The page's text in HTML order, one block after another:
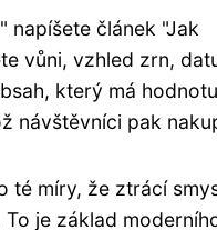
napíšete článek "Jak
vůni, vzhled zrn,
který má
návštěvníci pak
té míry, že ztrácí
je základ